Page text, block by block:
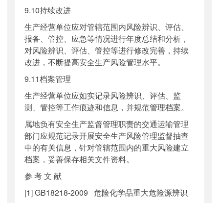
9.10持续改进
生产经营单位应对管辖范围内风险辨识、评估、
报备、管控、应急等情况进行年度总结和分析，
对风险辨识、评估、管控等进行修改完善，持续
改进，不断提高安全生产风险管理水平。
9.11档案管理
生产经营单位应如实记录风险辨识、评估、监
测、管控等工作痕迹和信息，并规范管理档案。
属地负有安全生产监督管理职责的交通运输管理
部门应规范记录开展安全生产风险管理监督抽查
中的有关信息，针对管辖范围内的重大风险建立
档案，妥善保存相关文件资料。
参 考 文 献
[1] GB18218-2009 危险化学品重大危险源辨识